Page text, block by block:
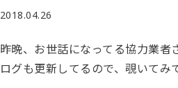
2018.04.26
昨晩、お世話になってる協力業者
ログも更新してるので、覗いてみ